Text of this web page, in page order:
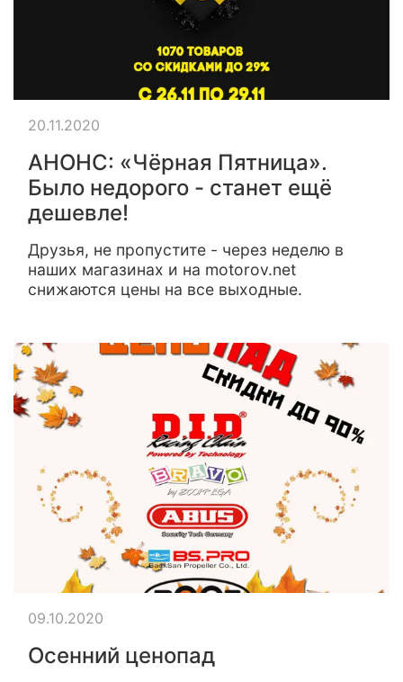
АНОНС: «Чёрная Пятница».
Было недорого - станет ещё
дешевле!
Друзья, не пропустите - через неделю в
наших магазинах и на motorov.net
снижаются цены на все выходные.
20.11.2020
Осенний ценопад
09.10.2020